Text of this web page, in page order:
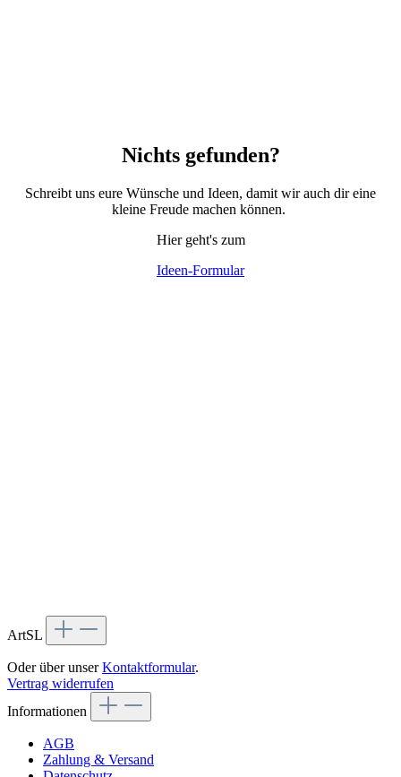
Nichts gefunden?
Schreibt uns eure Wünsche und Ideen, damit wir auch dir eine
kleine Freude machen können.
Hier geht's zum
Ideen-Formular
ArtSL
Oder über unserKontaktformular.
Vertrag widerrufen
Informationen
AGB
Zahlung & Versand